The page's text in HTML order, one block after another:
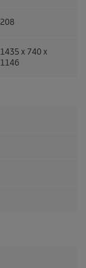
208
1435 x 740 x
1146